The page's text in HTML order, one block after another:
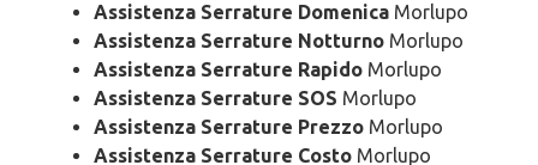
Assistenza Serrature Domenica Morlupo
Assistenza Serrature Notturno Morlupo
Assistenza Serrature Rapido Morlupo
Assistenza Serrature SOS Morlupo
Assistenza Serrature Prezzo Morlupo
Assistenza Serrature Costo Morlupo